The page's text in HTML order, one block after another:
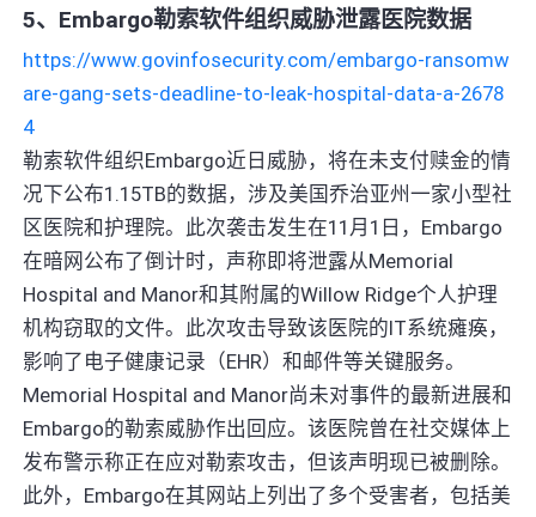
5、Embargo勒索软件组织威胁泄露医院数据
https://www.govinfosecurity.com/embargo-ransomw
are-gang-sets-deadline-to-leak-hospital-data-a-2678
4
勒索软件组织Embargo近日威胁，将在未支付赎金的情
况下公布1.15TB的数据，涉及美国乔治亚州一家小型社
区医院和护理院。此次袭击发生在11月1日，Embargo
在暗网公布了倒计时，声称即将泄露从Memorial
Hospital and Manor和其附属的Willow Ridge个人护理
机构窃取的文件。此次攻击导致该医院的IT系统瘫痪，
影响了电子健康记录（EHR）和邮件等关键服务。
Memorial Hospital and Manor尚未对事件的最新进展和
Embargo的勒索威胁作出回应。该医院曾在社交媒体上
发布警示称正在应对勒索攻击，但该声明现已被删除。
此外，Embargo在其网站上列出了多个受害者，包括美